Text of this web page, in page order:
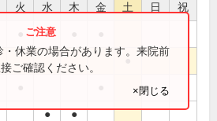
火 水 木 金 土 日 祝
●
●
● ●
休業の場合があります。来院前
ご確認ください。
×閉じる